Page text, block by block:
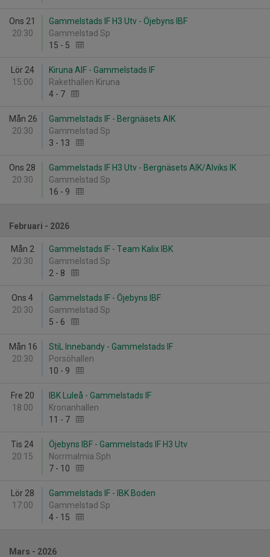
Ons 21
20:30
Gammelstads IF H3 Utv - Öjebyns IBF
Gammelstad Sp
15 - 5
Lör 24
15:00
Kiruna AIF - Gammelstads IF
Rakethallen Kiruna
4 - 7
Mån 26
20:30
Gammelstads IF - Bergnäsets AIK
Gammelstad Sp
3 - 13
Ons 28
20:30
Gammelstads IF H3 Utv - Bergnäsets AIK/Alviks IK
Gammelstad Sp
16 - 9
Februari - 2026
Mån 2
20:30
Gammelstads IF - Team Kalix IBK
Gammelstad Sp
2 - 8
Ons 4
20:30
Gammelstads IF - Öjebyns IBF
Gammelstad Sp
5 - 6
Mån 16
20:30
StiL Innebandy - Gammelstads IF
Porsöhallen
10 - 9
Fre 20
18:00
IBK Luleå - Gammelstads IF
Kronanhallen
11 - 7
Tis 24
20:15
Öjebyns IBF - Gammelstads IF H3 Utv
Norrmalmia Sph
7 - 10
Lör 28
17:00
Gammelstads IF - IBK Boden
Gammelstad Sp
4 - 15
Mars - 2026